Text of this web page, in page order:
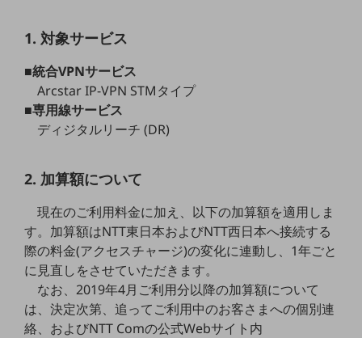
クラウド・データセンター
電話・映像コミュニケーション
データ利活用
運用管理
業務支援・マーケティング
1. 対象サービス
■統合VPNサービス
Arcstar IP-VPN STMタイプ
■専用線サービス
ディジタルリーチ (DR)
2. 加算額について
現在のご利用料金に加え、以下の加算額を適用しま
す。加算額はNTT東日本およびNTT西日本へ接続する
際の料金(アクセスチャージ)の変化に連動し、1年ごと
に見直しをさせていただきます。
なお、2019年4月ご利用分以降の加算額について
は、決定次第、追ってご利用中のお客さまへの個別連
絡、およびNTT Comの公式Webサイト内